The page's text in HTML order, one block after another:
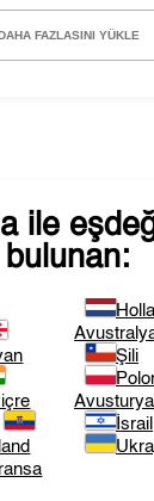
FAZLASINI YÜKLE
ile
bulunan:
Şili
Avusturya
İsrail